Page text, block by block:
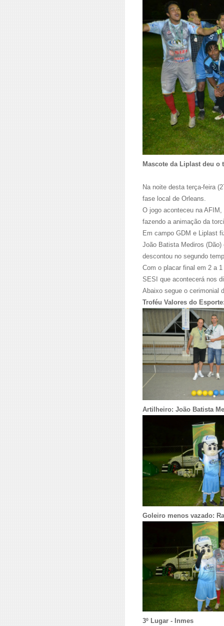
Mascote da Liplast deu
Na noite desta terça-feira
fase local de Orleans.
O jogo aconteceu na
fazendo a animação da
Em campo GDM e Liplast
João Batista Mediros
descontou no segundo
Com o placar final em 2 a
SESI que acontecerá nos
Abaixo segue o cerimonial
Troféu Valores do
Artilheiro: João Batista
Goleiro menos vazado:
3º Lugar - Inmes